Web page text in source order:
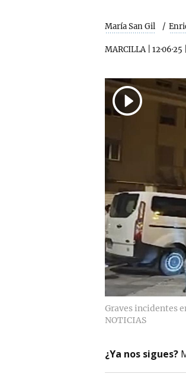
María San Gil
MARCILLA| 12·06·25
Graves incidentes
NOTICIAS
¿Ya nos sigues?